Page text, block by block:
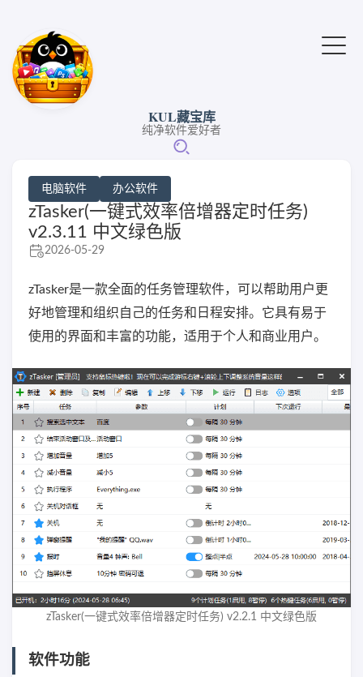
KUL藏宝库
纯净软件爱好者
电脑软件 办公软件
zTasker(一键式效率倍增器定时任务)
v2.3.11 中文绿色版
2026-05-29
zTasker是一款全面的任务管理软件，可以帮助用户更
好地管理和组织自己的任务和日程安排。它具有易于
使用的界面和丰富的功能，适用于个人和商业用户。
zTasker(一键式效率倍增器定时任务) v2.2.1 中文绿色版
软件功能